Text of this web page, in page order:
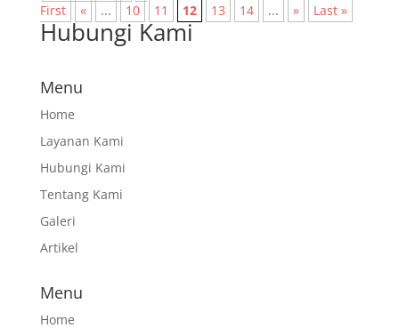
First
« ... 10 11 12 13 14 ... » Last »
Hubungi Kami
Menu
Home
Layanan Kami
Hubungi Kami
Tentang Kami
Galeri
Artikel
Menu
Home